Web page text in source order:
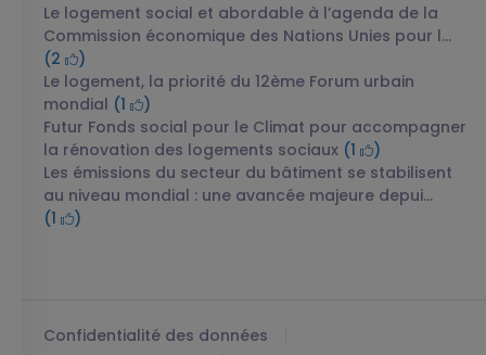
Le logement social et abordable à l’agenda de la
Commission économique des Nations Unies pour l...
(2
)
Le logement, la priorité du 12ème Forum urbain
mondial (1
)
Futur Fonds social pour le Climat pour accompagner
la rénovation des logements sociaux (1
)
Les émissions du secteur du bâtiment se stabilisent
au niveau mondial : une avancée majeure depui...
(1
)
Confidentialité des données